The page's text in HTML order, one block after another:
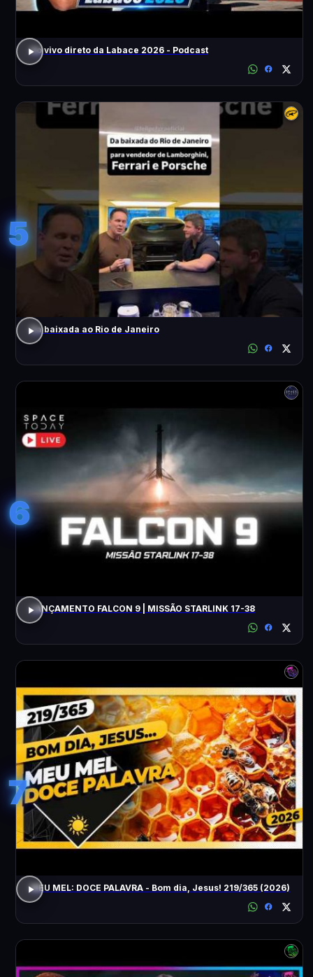
Ao vivo direto da Labace 2026 - Podcast
5
Da baixada ao Rio de Janeiro
6
LANÇAMENTO FALCON 9 | MISSÃO STARLINK 17-38
7
MEU MEL: DOCE PALAVRA - Bom dia, Jesus! 219/365 (2026)